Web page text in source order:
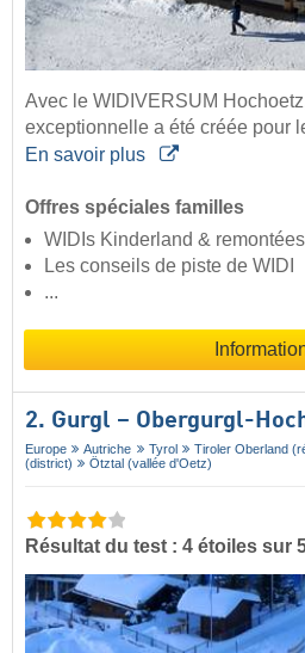
Avec le WIDIVERSUM
exceptionnelle a été créée pour
En savoir plus
Offres spéciales familles
WIDIs Kinderland &
Les conseils de piste de WIDI
...
2. Gurgl – Obergurgl-
Europe Autriche Tyrol Tiroler Oberland
(district)
Ötztal (vallée d'Oetz)
Résultat du test : 4 étoiles sur